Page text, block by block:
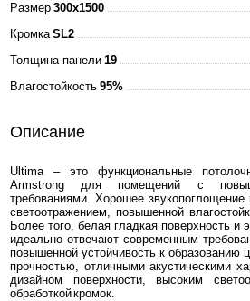
Размер 300x1500
Кромка SL2
Толщина панели 19
Влагостойкость 95%
Описание
Ultima – это функциональные
Armstrong для помещений с
требованиями. Хорошее звукопоглощение
светоотражением, повышенной
Более того, белая гладкая поверхность и
идеально отвечают современным
повышенной устойчивость к образованию
прочностью, отличными акустическими
дизайном поверхности, высоким
обработкой кромок.